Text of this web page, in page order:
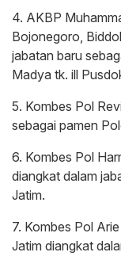
4. AKBP
Bojonegoro,
jabatan baru
Madya tk. ill
5. Kombes Pol
sebagai pamen
6. Kombes Pol
diangkat dalam
Jatim.
7. Kombes Pol
Jatim diangkat